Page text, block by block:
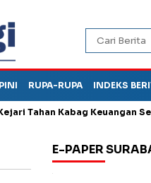
RUPA-RUPA INDEKS
Kabag Keuangan Sekwan
E-PAPER